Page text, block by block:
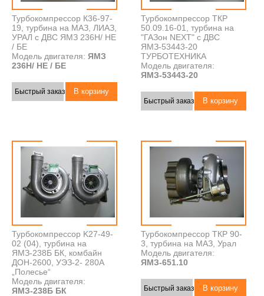
Турбокомпрессор К36-97-
19, турбина на МАЗ, ЛИАЗ,
УРАЛ с ДВС ЯМЗ 236H/ HE
/ БЕ
Модель двигателя: ЯМЗ
236H/ HE / БЕ
Быстрый заказ
Турбокомпрессор ТКР
50.09.16-01, турбина на
"ГАЗон NEXT" с ДВС
ЯМЗ-53443-20
ТУРБОТЕХНИКА
Модель двигателя:
ЯМЗ-53443-20
Быстрый заказ
Турбокомпрессор K27-49-
02 (04), турбина на
ЯМЗ-238Б БК, комбайн
ДОН-2600, УЭЗ-2- 280А
„Полесье“
Модель двигателя:
ЯМЗ-238Б БК
Турбокомпрессор ТКР 90-
3, турбина на МАЗ, Урал
Модель двигателя:
ЯМЗ-651.10
Быстрый заказ